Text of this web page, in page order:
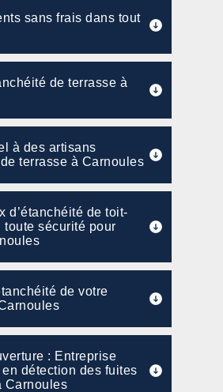
sans frais dans tout
de terrasse à
à des artisans
terrasse à Carnoules
d’étanchéité de toit-
toute sécurité pour
de votre
: Entreprise
détection des fuites
Carnoules